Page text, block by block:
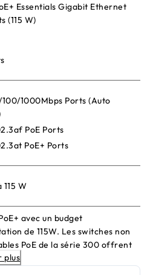
Essentials Gigabit Ethernet
(115 W)
100/1000Mbps Ports (Auto
PoE Ports
PoE+ Ports
115 W
avec un budget
de 115W. Les switches non
PoE de la série 300 offrent
réseau simple, fiable et
plus